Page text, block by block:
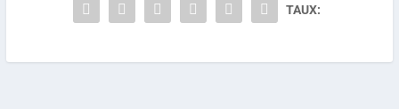
TAUX: